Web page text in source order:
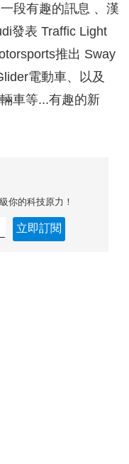
段有趣的訊息 、漢
發表 Traffic Light
推出 Sway
電動車、以及
車等...有趣的新
你的科技原力！
立即訂閱